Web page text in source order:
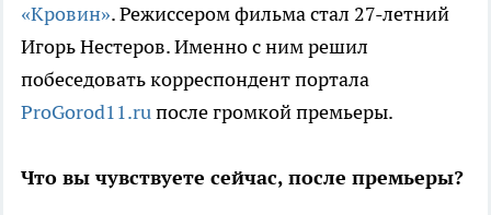
«Кровин». Режиссером фильма стал 27-летний
Игорь Нестеров. Именно с ним решил
побеседовать корреспондент портала
ProGorod11.ruпосле громкой премьеры.
Что вы чувствуете сейчас, после премьеры?